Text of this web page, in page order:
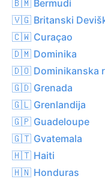
🇧🇲 Bermudi
🇻🇬 Britanski
🇨🇼 Curaçao
🇩🇲 Dominika
🇩🇴 Dominikanska
🇬🇩 Grenada
🇬🇱 Grenlandija
🇬🇵 Guadeloupe
🇬🇹 Gvatemala
🇭🇹 Haiti
🇭🇳 Honduras